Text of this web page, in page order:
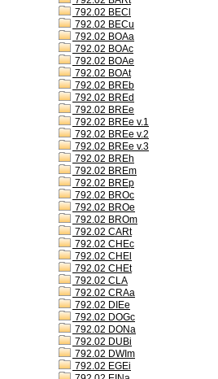
792.02 BECl
792.02 BECu
792.02 BOAa
792.02 BOAc
792.02 BOAe
792.02 BOAt
792.02 BREb
792.02 BREd
792.02 BREe
792.02 BREe v.1
792.02 BREe v.2
792.02 BREe v.3
792.02 BREh
792.02 BREm
792.02 BREp
792.02 BROc
792.02 BROe
792.02 BROm
792.02 CARt
792.02 CHEc
792.02 CHEl
792.02 CHEt
792.02 CLA
792.02 CRAa
792.02 DIEe
792.02 DOGc
792.02 DONa
792.02 DUBi
792.02 DWIm
792.02 EGEi